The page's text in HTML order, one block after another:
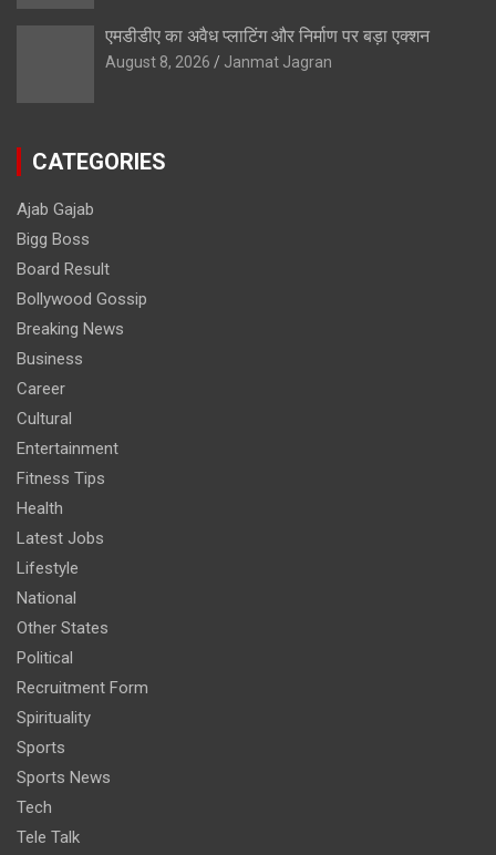
एमडीडीए का अवैध प्लाटिंग और निर्माण पर बड़ा एक्शन
August 8, 2026 Janmat Jagran
CATEGORIES
Ajab Gajab
Bigg Boss
Board Result
Bollywood Gossip
Breaking News
Business
Career
Cultural
Entertainment
Fitness Tips
Health
Latest Jobs
Lifestyle
National
Other States
Political
Recruitment Form
Spirituality
Sports
Sports News
Tech
Tele Talk